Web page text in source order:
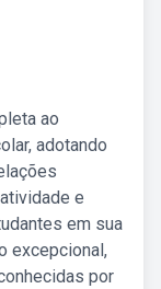
ao
adotando
e
em sua
excepcional,
por